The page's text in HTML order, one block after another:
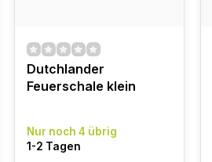
Dutchlander
Feuerschale klein
Nur noch 4 übrig
1-2 Tagen